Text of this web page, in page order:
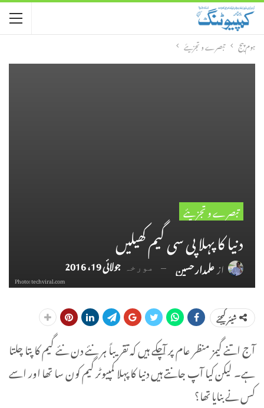
ہوم پیج تبصرے و تجزیئے
تبصرے و تجزیئے
دنیا کا پہلا پی سی گیم کھیلیں
ازعلمدار حسین مورخہ جولائی 19، 2016
Photo: techviral.com
شیئر کیجئے
آج اتنے گیمز منظر عام پر آچکے ہیں کہ تقریباً ہر نئے دن نئے گیم کا پتا چلتا
ہے۔ لیکن کیا آپ جانتے ہیں دنیا کا پہلا کمپیوٹر گیم کون سا تھا اور اسے
کس نے بنایا تھا؟